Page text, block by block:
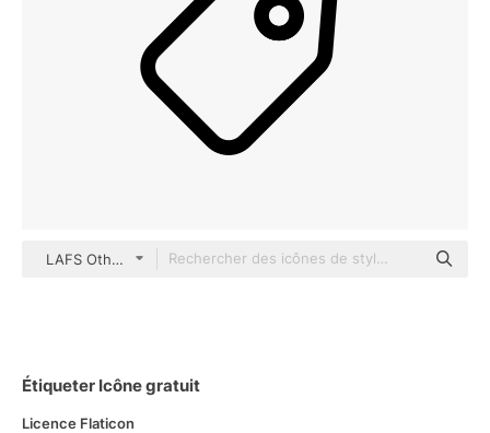
LAFS Others
Étiqueter Icône gratuit
Licence Flaticon